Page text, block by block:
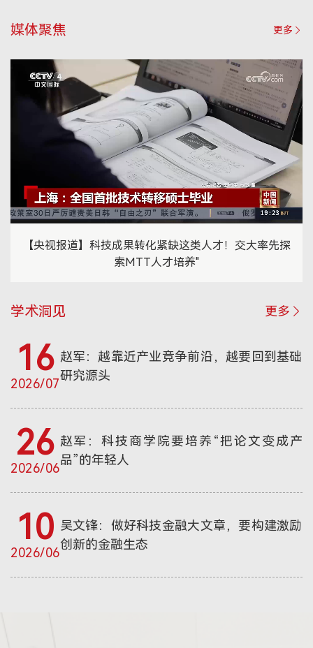
媒体聚焦 更多
【央视报道】科技成果转化紧缺这类人才！交大率先探
索MTT人才培养"
学术洞见 更多
16
2026/07
赵军：越靠近产业竞争前沿，越要回到基础
研究源头
26
2026/06
赵军：科技商学院要培养“把论文变成产
品”的年轻人
10
2026/06
吴文锋：做好科技金融大文章，要构建激励
创新的金融生态